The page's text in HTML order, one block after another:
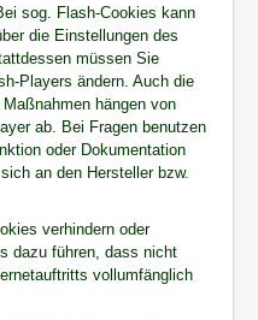
sog. Flash-Cookies kann
die Einstellungen des
müssen Sie
Players ändern. Auch die
hängen von
ab. Bei Fragen benutzen
oder Dokumentation
an den Hersteller bzw.
verhindern oder
dazu führen, dass nicht
vollumfänglich